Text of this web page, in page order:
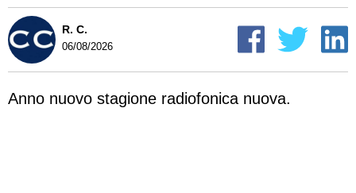
R. C.
06/08/2026
Anno nuovo stagione radiofonica nuova.